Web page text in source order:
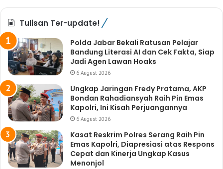
Tulisan Ter-update!
Polda Jabar Bekali Ratusan Pelajar
Bandung Literasi AI dan Cek Fakta, Siap
Jadi Agen Lawan Hoaks
6 August 2026
Ungkap Jaringan Fredy Pratama, AKP
Bondan Rahadiansyah Raih Pin Emas
Kapolri, Ini Kisah Perjuangannya
6 August 2026
Kasat Reskrim Polres Serang Raih Pin
Emas Kapolri, Diapresiasi atas Respons
Cepat dan Kinerja Ungkap Kasus
Menonjol